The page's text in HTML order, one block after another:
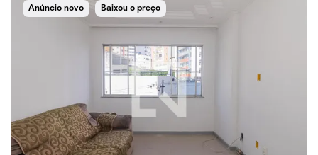
Anúncio novo Baixou o preço